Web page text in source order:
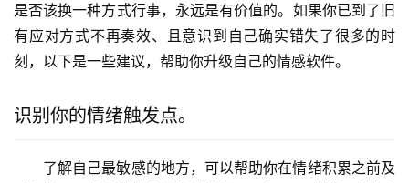
是否该换一种方式行事，永远是有价值的。如果你已到了旧
有应对方式不再奏效、且意识到自己确实错失了很多的时
刻，以下是一些建议，帮助你升级自己的情感软件。
识别你的情绪触发点。
了解自己最敏感的地方，可以帮助你在情绪积累之前及